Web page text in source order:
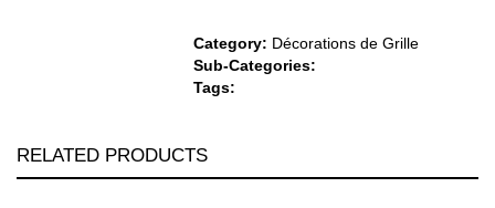
Category: Décorations de Grille
Sub-Categories:
Tags:
RELATED PRODUCTS